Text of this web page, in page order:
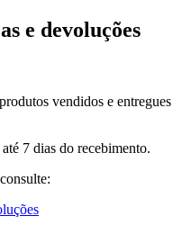
e devoluções
vendidos e entregues
7 dias do recebimento.